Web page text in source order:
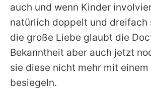
auch und wenn Kinder
natürlich doppelt und dreifach
die große Liebe glaubt die
Bekanntheit aber auch jetzt
sie diese nicht mehr mit einem
besiegeln.